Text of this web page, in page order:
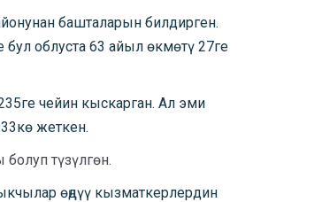
башталарын билдирген.
облуста 63 айыл өкмөтү 27ге
чейин кыскарган. Ал эми
жеткен.
түзүлгөн.
өңдүү кызматкерлердин